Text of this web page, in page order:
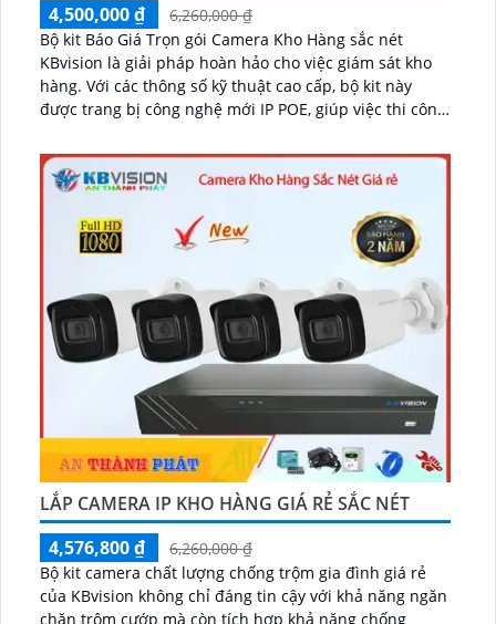
4,500,000 ₫
6,260,000 ₫
Bộ kit Báo Giá Trọn gói Camera Kho Hàng sắc nét
KBvision là giải pháp hoàn hảo cho việc giám sát kho
hàng. Với các thông số kỹ thuật cao cấp, bộ kit này
được trang bị công nghệ mới IP POE, giúp việc thi công
LẮP CAMERA IP KHO HÀNG GIÁ RẺ SẮC NÉT
4,576,800 ₫
6,260,000 ₫
Bộ kit camera chất lượng chống trộm gia đình giá rẻ
của KBvision không chỉ đáng tin cậy với khả năng ngăn
chặn trộm cướp mà còn tích hợp khả năng chống